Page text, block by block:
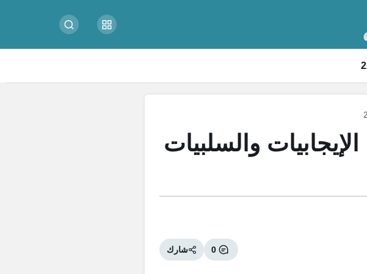
تقييم ومراجعة أساسنز كريد 2 | الإيجابيات والسلبيات
0 شارك